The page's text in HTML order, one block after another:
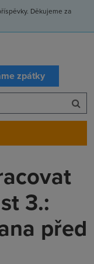
Děkujeme za
zpátky
3.:
před